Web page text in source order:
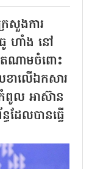
រសួងការ
ហាំង នៅ
តណាមចំពោះ
ខាលើឯកសារ
ពូល អាស៊ាន
ែលបានធ្វើ